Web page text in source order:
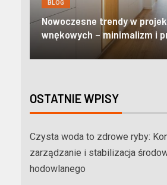
trendy w projektowaniu szaf
– minimalizm i proste linie
OSTATNIE WPISY
Czysta woda to zdrowe ryby:
zarządzanie i stabilizacja
hodowlanego